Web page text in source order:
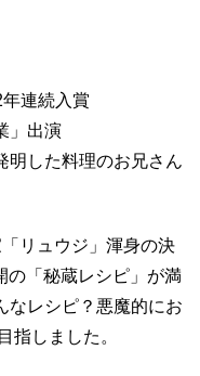
連続入賞
」出演
明した料理のお兄さん
リュウジ」渾身の決
の「秘蔵レシピ」が満
なレシピ？悪魔的にお
指しました。